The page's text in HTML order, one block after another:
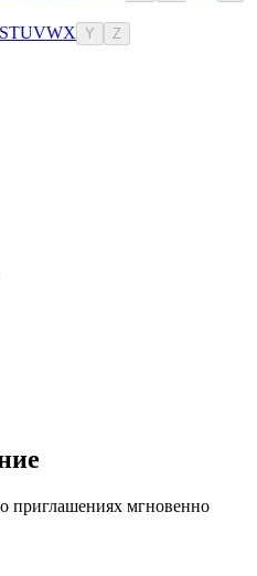
STUVWX Y Z
приглашениях мгновенно